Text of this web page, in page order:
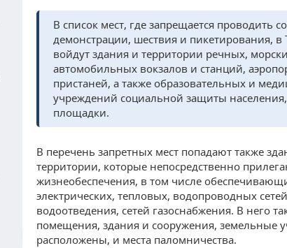
В список мест, где запрещается проводить
демонстрации, шествия и пикетирования, в
войдут здания и территории речных,
автомобильных вокзалов и станций,
пристаней, а также образовательных и
учреждений социальной защиты
площадки.
В перечень запретных мест попадают также
территории, которые непосредственно
жизнеобеспечения, в том числе
электрических, тепловых, водопроводных
водоотведения, сетей газоснабжения. В него
помещения, здания и сооружения, земельные
расположены, и места паломничества.